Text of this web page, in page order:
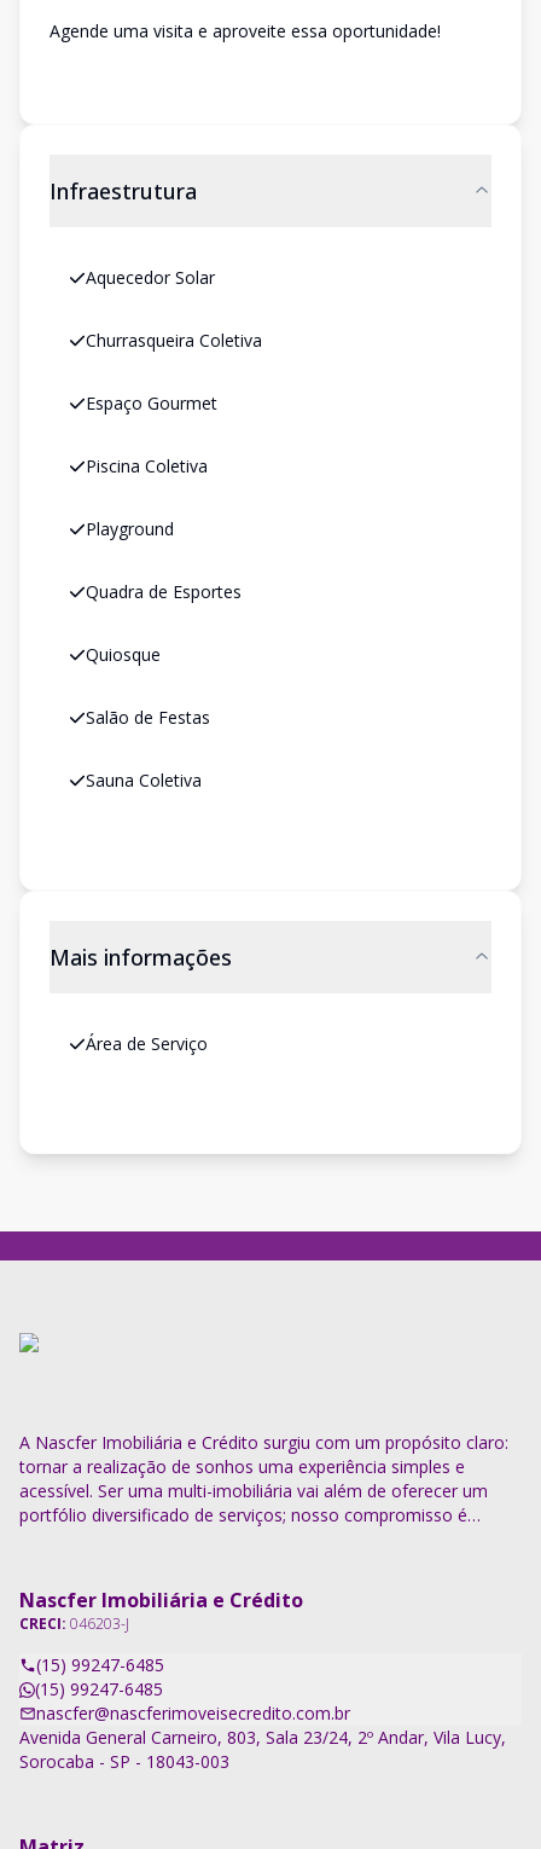
Agende uma visita e aproveite essa oportunidade!
Infraestrutura
Aquecedor Solar
Churrasqueira Coletiva
Espaço Gourmet
Piscina Coletiva
Playground
Quadra de Esportes
Quiosque
Salão de Festas
Sauna Coletiva
Mais informações
Área de Serviço
A Nascfer Imobiliária e Crédito surgiu com um propósito claro:
tornar a realização de sonhos uma experiência simples e
acessível. Ser uma multi-imobiliária vai além de oferecer um
portfólio diversificado de serviços; nosso compromisso é
Nascfer Imobiliária e Crédito
CRECI: 046203-J
(15) 99247-6485
(15) 99247-6485
nascfer@nascferimoveisecredito.com.br
Avenida General Carneiro, 803, Sala 23/24, 2º Andar, Vila Lucy,
Sorocaba - SP - 18043-003